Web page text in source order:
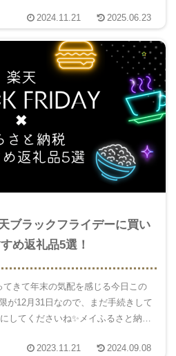
2024.11.21
2025.06.23
ブラックフライデーに買い
め返礼品5選！
てきて年末の気配を感じる今日この
が12月31日なので、まだ手続きして
してくださいね✨メイふるさと納税
思った...2023.11.21 2024.09.08